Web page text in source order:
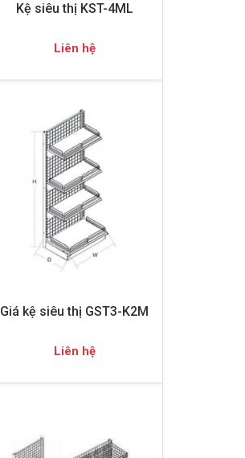
Kệ siêu thị KST-4ML
Liên hệ
Giá kệ siêu thị GST3-K2M
Liên hệ